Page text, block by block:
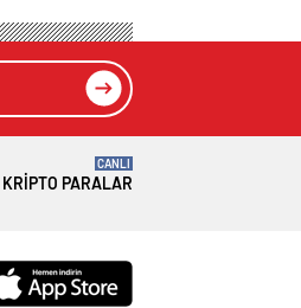
KRIPTO PARALAR
CANLI